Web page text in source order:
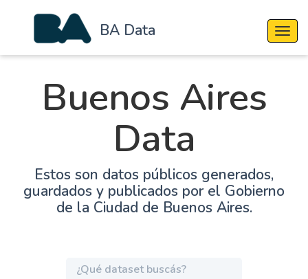
BA Data
Buenos Aires
Data
Estos son datos públicos generados,
guardados y publicados por el Gobierno
de la Ciudad de Buenos Aires.